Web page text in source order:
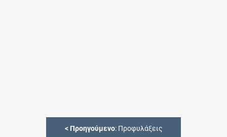
< Προηγούμενο: Προφυλάξεις